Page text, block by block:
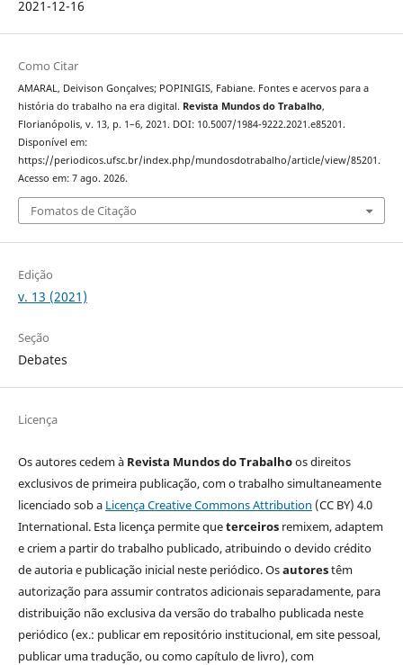
2021-12-16
Como Citar
AMARAL, Deivison Gonçalves; POPINIGIS, Fabiane. Fontes e acervos para a
história do trabalho na era digital. Revista Mundos do Trabalho,
Florianópolis, v. 13, p. 1–6, 2021. DOI: 10.5007/1984-9222.2021.e85201.
Disponível em:
https://periodicos.ufsc.br/index.php/mundosdotrabalho/article/view/85201.
Acesso em: 7 ago. 2026.
Fomatos de Citação
Edição
v. 13 (2021)
Seção
Debates
Licença
Os autores cedem à Revista Mundos do Trabalhoos direitos
exclusivos de primeira publicação, com o trabalho simultaneamente
licenciado sob a Licença Creative Commons Attribution (CC BY) 4.0
International. Esta licença permite queterceirosremixem, adaptem
e criem a partir do trabalho publicado, atribuindo o devido crédito
de autoria e publicação inicial neste periódico. Osautorestêm
autorização para assumir contratos adicionais separadamente, para
distribuição não exclusiva da versão do trabalho publicada neste
periódico (ex.: publicar em repositório institucional, em site pessoal,
publicar uma tradução, ou como capítulo de livro), com